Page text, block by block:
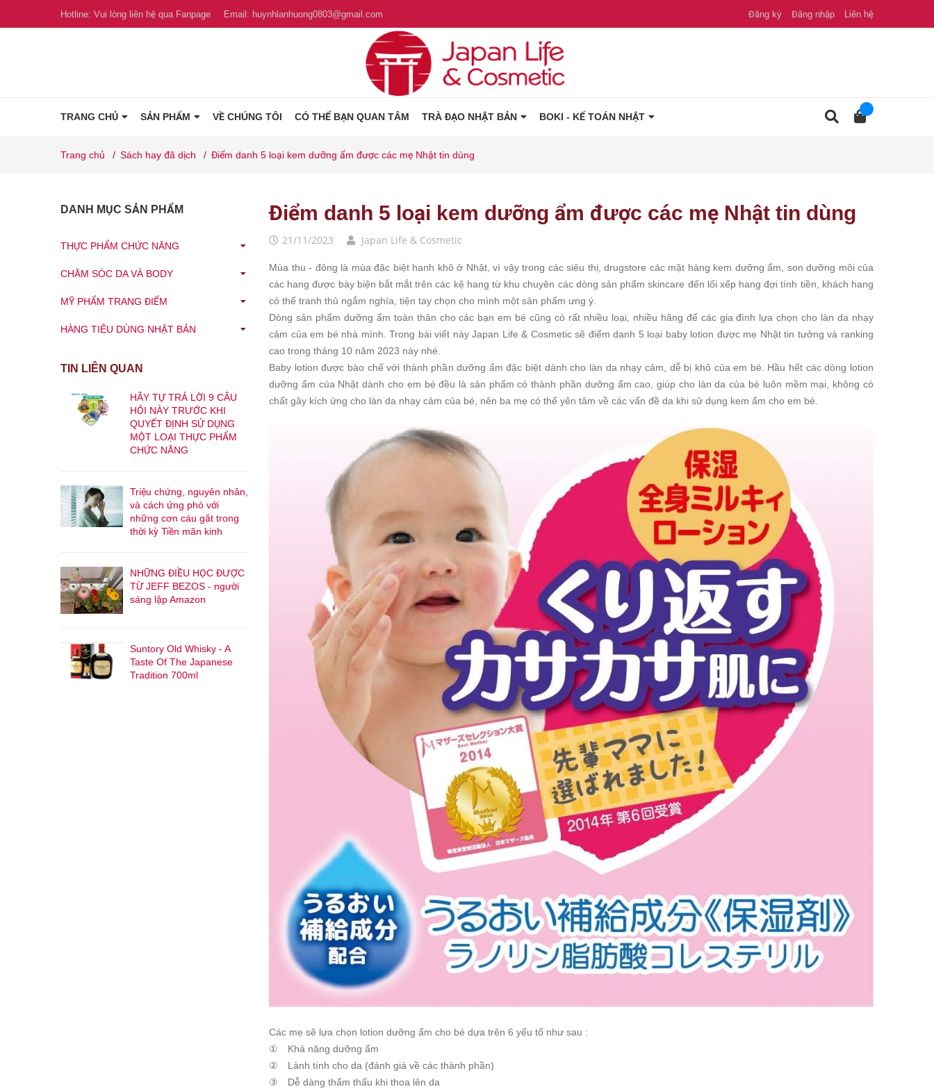
Hotline: Vui lòng liên hệ qua Fanpage Email: huynhlanhuong0803@gmail.com Đăng ký Đăng nhập Liên hệ
TRANG CHỦ SẢN PHẨM VỀ CHÚNG TÔI CÓ THỂ BẠN QUAN TÂM TRÀ ĐẠO NHẬT BẢN BOKI - KẾ TOÁN NHẬT
Trang chủ / Sách hay đã dịch / Điểm danh 5 loại kem dưỡng ẩm được các mẹ Nhật tin dùng
DANH MỤC SẢN PHẨM
THỰC PHẨM CHỨC NĂNG
CHĂM SÓC DA VÀ BODY
MỸ PHẨM TRANG ĐIỂM
HÀNG TIÊU DÙNG NHẬT BẢN
TIN LIÊN QUAN
HÃY TỰ TRẢ LỜI 9 CÂU
HỎI NÀY TRƯỚC KHI
QUYẾT ĐỊNH SỬ DỤNG
MỘT LOẠI THỰC PHẨM
CHỨC NĂNG
Triệu chứng, nguyên nhân,
và cách ứng phó với
những cơn cáu gắt trong
thời kỳ Tiền mãn kinh
NHỮNG ĐIỀU HỌC ĐƯỢC
TỪ JEFF BEZOS - người
sáng lập Amazon
Suntory Old Whisky - A
Taste Of The Japanese
Tradition 700ml
Điểm danh 5 loại kem dưỡng ẩm được các mẹ Nhật tin dùng
21/11/2023 Japan Life & Cosmetic
Mùa thu - đông là mùa đặc biệt hanh khô ở Nhật, vì vậy trong các siêu thị, drugstore các mặt hàng kem dưỡng ẩm, son dưỡng môi của
các hang được bày biện bắt mắt trên các kệ hang từ khu chuyên các dòng sản phẩm skincare đến lối xếp hang đợi tính tiền, khách hang
có thể tranh thủ ngắm nghía, tiện tay chọn cho mình một sản phẩm ưng ý.
Dòng sản phẩm dưỡng ẩm toàn thân cho các bạn em bé cũng có rất nhiều loại, nhiều hãng để các gia đình lựa chọn cho làn da nhạy
cảm của em bé nhà mình. Trong bài viết này Japan Life & Cosmetic sẽ điểm danh 5 loại baby lotion được mẹ Nhật tin tưởng và ranking
cao trong tháng 10 năm 2023 này nhé.
Baby lotion được bào chế với thành phần dưỡng ẩm đặc biệt dành cho làn da nhạy cảm, dễ bị khô của em bé. Hầu hết các dòng lotion
dưỡng ẩm của Nhật dành cho em bé đều là sản phẩm có thành phần dưỡng ẩm cao, giúp cho làn da của bé luôn mềm mại, không có
chất gây kích ứng cho làn da nhạy cảm của bé, nên ba mẹ có thể yên tâm về các vấn đề da khi sử dụng kem ẩm cho em bé.
Các mẹ sẽ lựa chọn lotion dưỡng ẩm cho bé dựa trên 6 yếu tố như sau :
①
Khả năng dưỡng ẩm
②
Lành tính cho da (đánh giá về các thành phần)
③
Dễ dàng thẩm thấu khi thoa lên da